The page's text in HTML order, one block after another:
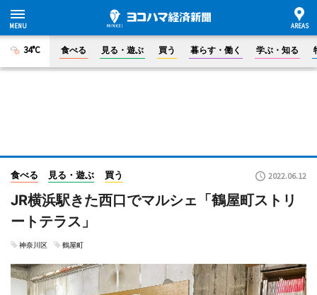
34°C 食べる 見る・遊ぶ 買う 暮らす・働く 学ぶ・知る
食べる 見る・遊ぶ 買う 2022.06.12
JR横浜駅きた西口でマルシェ「鶴屋町ストリ
ートテラス」
神奈川区 鶴屋町